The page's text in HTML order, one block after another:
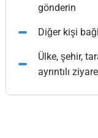
gönderin
Diğer kişi
Ülke, şehir,
ayrıntılı